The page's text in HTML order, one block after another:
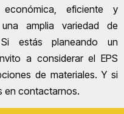
eficiente y
amplia variedad de
Si estás planeando un
a considerar el EPS
de materiales. Y si
en contactarnos.